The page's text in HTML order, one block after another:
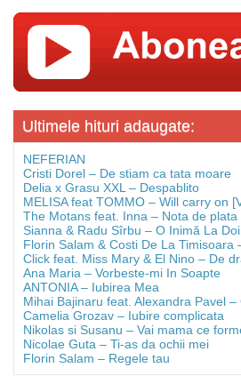
Ultimele hituri adaugate:
NEFERIAN
Cristi Dorel – De stiam ca tata moare
Delia x Grasu XXL – Despablito
MELISA feat TOMMO – Will carry on
The Motans feat. Inna – Nota de plata
Sianna & Radu Sîrbu – O Inimă La Doi
Florin Salam & Costi De La Timisoara
Click feat. Miss Mary & El Nino – De
Ana Maria – Vorbeste-mi In Soapte
ANTONIA – Iubirea Mea
Mihai Bajinaru feat. Alexandra Pavel –
Camelia Grozav – Iubire complicata
Nikolas si Susanu – Vai mama ce
Nicolae Guta – Ti-as da ochii mei
Florin Salam – Regele tau